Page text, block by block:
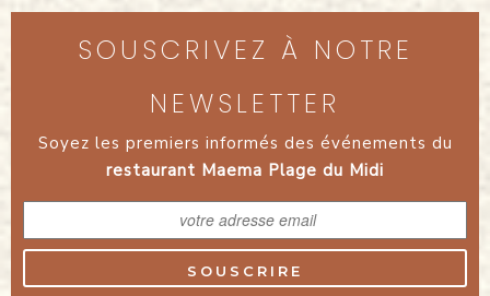
SOUSCRIVEZ À NOTRE
NEWSLETTER
Soyez les premiers informés des événements du
restaurant Maema Plage du Midi
SOUSCRIRE